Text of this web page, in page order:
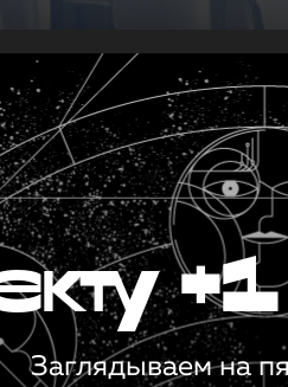
Заглядываем на